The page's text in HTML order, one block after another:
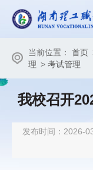
当前位置： 首页
理 > 考试管理
我校召开
发布时间：2026-